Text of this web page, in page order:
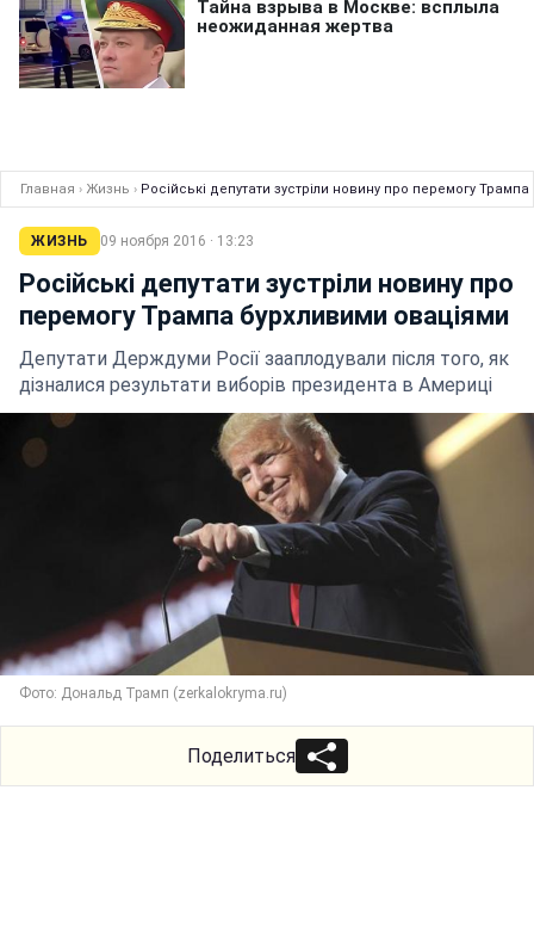
Главная › Жизнь › Російські депутати зустріли новину про перемогу
ЖИЗНЬ 09 ноября 2016 · 13:23
Російські депутати зустріли новину про
перемогу Трампа бурхливими оваціями
Депутати Держдуми Росії зааплодували після того, як
дізналися результати виборів президента в Америці
Фото: Дональд Трамп (zerkalokryma.ru)
Поделиться